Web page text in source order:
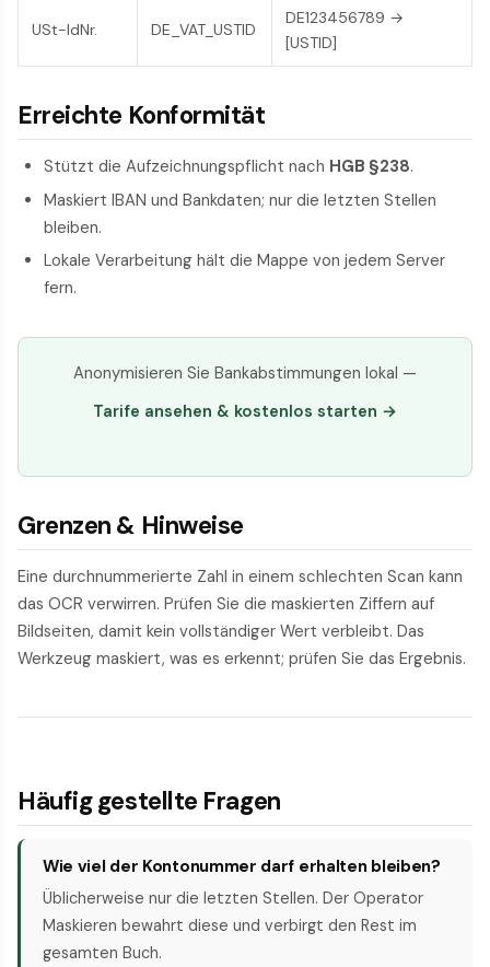
USt-IdNr. DE_VAT_USTID
DE123456789 →
[USTID]
Erreichte Konformität
Stützt die Aufzeichnungspflicht nach HGB §238.
Maskiert IBAN und Bankdaten; nur die letzten Stellen
bleiben.
Lokale Verarbeitung hält die Mappe von jedem Server
fern.
Anonymisieren Sie Bankabstimmungen lokal —
Tarife ansehen & kostenlos starten →
Grenzen & Hinweise
Eine durchnummerierte Zahl in einem schlechten Scan kann
das OCR verwirren. Prüfen Sie die maskierten Ziffern auf
Bildseiten, damit kein vollständiger Wert verbleibt. Das
Werkzeug maskiert, was es erkennt; prüfen Sie das Ergebnis.
Häufig gestellte Fragen
Wie viel der Kontonummer darf erhalten bleiben?
Üblicherweise nur die letzten Stellen. Der Operator
Maskieren bewahrt diese und verbirgt den Rest im
gesamten Buch.